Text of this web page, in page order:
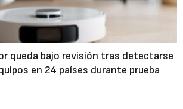
queda bajo revisión tras detectarse
en 24 países durante prueba